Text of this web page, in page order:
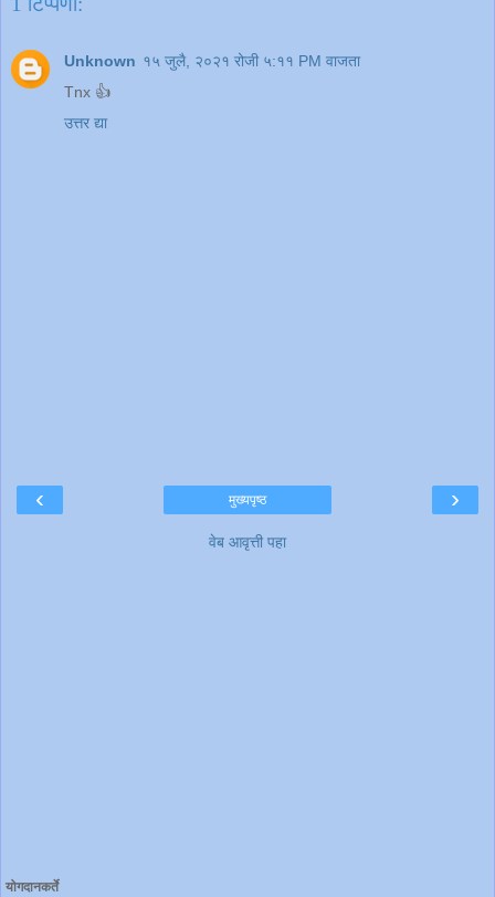
Unknown १५ जुलै, २०२१ रोजी ५:११ PM वाजता
Tnx 👍
उत्तर द्या
‹ ›
मुख्यपृष्ठ
वेब आवृत्ती पहा
योगदानकर्ते